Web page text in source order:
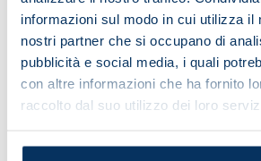
informazioni sul modo in cui utilizza il
nostri partner che si occupano di
pubblicità e social media, i quali
con altre informazioni che ha fornito
raccolto dal suo utilizzo dei loro
"We must recapture our strength
honour this jersey we wear. We
and rediscover our quality
win and achieve great things this